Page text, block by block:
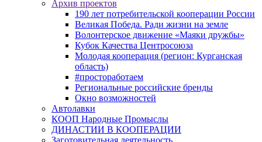
Архив проектов
190 лет потребительской кооперации России
Великая Победа. Ради жизни на земле
Волонтерское движение «Маяки дружбы»
Кубок Качества Центросоюза
Молодая кооперация (регион: Курганская
область)
#простоработаем
Региональные российские бренды
Окно возможностей
Автолавки
КООП Народные Промыслы
ДИНАСТИИ В КООПЕРАЦИИ
Заготовительная деятельность